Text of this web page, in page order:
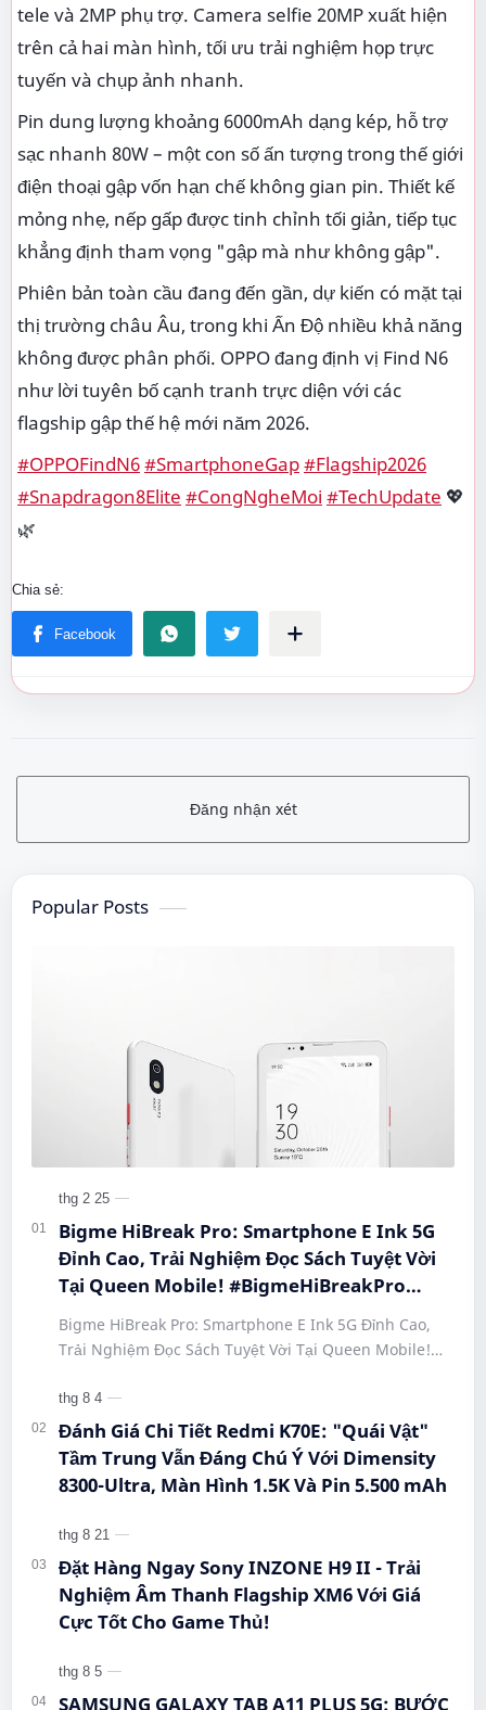
tele và 2MP phụ trợ. Camera selfie 20MP xuất hiện
trên cả hai màn hình, tối ưu trải nghiệm họp trực
tuyến và chụp ảnh nhanh.
Pin dung lượng khoảng 6000mAh dạng kép, hỗ trợ
sạc nhanh 80W – một con số ấn tượng trong thế giới
điện thoại gập vốn hạn chế không gian pin. Thiết kế
mỏng nhẹ, nếp gấp được tinh chỉnh tối giản, tiếp tục
khẳng định tham vọng "gập mà như không gập".
Phiên bản toàn cầu đang đến gần, dự kiến có mặt tại
thị trường châu Âu, trong khi Ấn Độ nhiều khả năng
không được phân phối. OPPO đang định vị Find N6
như lời tuyên bố cạnh tranh trực diện với các
flagship gập thế hệ mới năm 2026.
#OPPOFindN6#SmartphoneGap#Flagship2026
#Snapdragon8Elite #CongNgheMoi #TechUpdate 💖
🌿
Đăng nhận xét
Popular Posts
Bigme HiBreak Pro: Smartphone E Ink 5G
Đỉnh Cao, Trải Nghiệm Đọc Sách Tuyệt Vời
Tại Queen Mobile! #BigmeHiBreakPro
#SmartphoneEInk #QueenMobile
#HiBreakPro5G #DienThoaiDocSach
#CongNgheMoi #MuaSamThongMinh
#EInkPhone #5GSmartphone
Bigme HiBreak Pro: Smartphone E Ink 5G Đỉnh Cao,
Trải Nghiệm Đọc Sách Tuyệt Vời Tại Queen Mobile!
#Hi…
Đánh Giá Chi Tiết Redmi K70E: "Quái Vật"
Tầm Trung Vẫn Đáng Chú Ý Với Dimensity
8300-Ultra, Màn Hình 1.5K Và Pin 5.500 mAh
Đặt Hàng Ngay Sony INZONE H9 II - Trải
Nghiệm Âm Thanh Flagship XM6 Với Giá
Cực Tốt Cho Game Thủ!
SAMSUNG GALAXY TAB A11 PLUS 5G: BƯỚC